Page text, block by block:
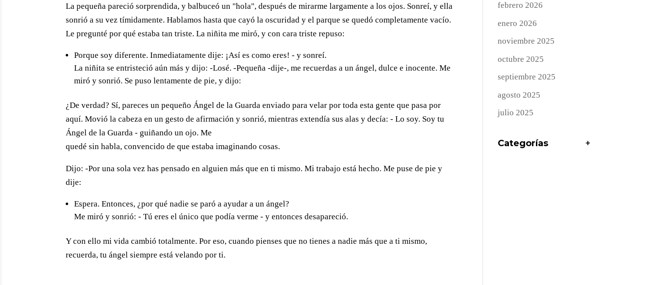
La pequeña pareció sorprendida, y balbuceó un "hola", después de mirarme largamente a los ojos. Sonreí, y ella
sonrió a su vez tímidamente. Hablamos hasta que cayó la oscuridad y el parque se quedó completamente vacío.
Le pregunté por qué estaba tan triste. La niñita me miró, y con cara triste repuso:
Porque soy diferente. Inmediatamente dije: ¡Así es como eres! - y sonreí.
La niñita se entristeció aún más y dijo: -Losé. -Pequeña -dije-, me recuerdas a un ángel, dulce e inocente. Me
miró y sonrió. Se puso lentamente de pie, y dijo:
¿De verdad? Sí, pareces un pequeño Ángel de la Guarda enviado para velar por toda esta gente que pasa por
aquí. Movió la cabeza en un gesto de afirmación y sonrió, mientras extendía sus alas y decía: - Lo soy. Soy tu
Ángel de la Guarda - guiñando un ojo. Me
quedé sin habla, convencido de que estaba imaginando cosas.
Dijo: -Por una sola vez has pensado en alguien más que en ti mismo. Mi trabajo está hecho. Me puse de pie y
dije:
Espera. Entonces, ¿por qué nadie se paró a ayudar a un ángel?
Me miró y sonrió: - Tú eres el único que podía verme - y entonces desapareció.
Y con ello mi vida cambió totalmente. Por eso, cuando pienses que no tienes a nadie más que a ti mismo,
recuerda, tu ángel siempre está velando por ti.
febrero 2026
enero 2026
noviembre 2025
octubre 2025
septiembre 2025
agosto 2025
julio 2025
Categorías +